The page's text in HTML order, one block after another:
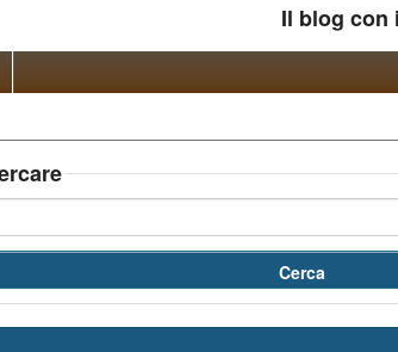
Il blog con